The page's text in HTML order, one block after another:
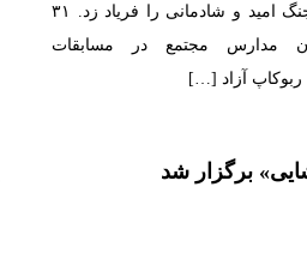
طباطبایی زیر سایه جنگ امید و شادمانی را فریاد زد. ۳۱
مدارس مجتمع در مسابقات
ربوکاپ آزاد […]
برگزار شد